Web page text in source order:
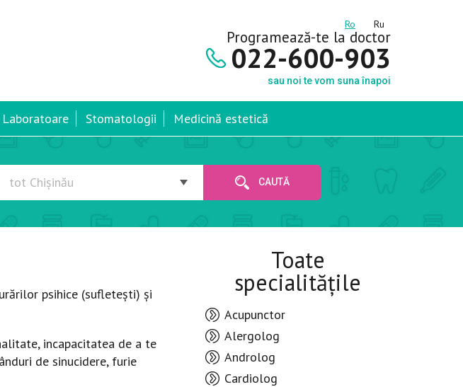
Ro Ru
Programează-te la doctor
022-600-903
sau noi te vom suna înapoi
Laboratoare Stomatologii Medicină estetică
CAUTĂ
psihice (sufletești) și
incapacitatea de a te
de sinucidere, furie
Toate
specialitățile
Acupunctor
Alergolog
Androlog
Cardiolog